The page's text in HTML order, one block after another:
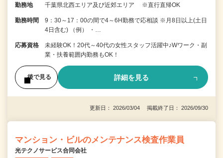
勤務地 千葉県北西エリア及び近郊エリア ※直行直帰OK
勤務時間
9：30～17：00の間で4～6H勤務で応相談 ※月8日以上(土日
4日含む) （例） ・…
応募資格
未経験OK！20代～40代の女性スタッフ活躍中♪Wワーク・副
業・扶養範囲内勤務もOK！
後で見る 詳細を見る
更新日： 2026/03/04 掲載終了日： 2026/09/30
マンション・ビルのメンテナンス検査作業員
光テクノサービス合同会社